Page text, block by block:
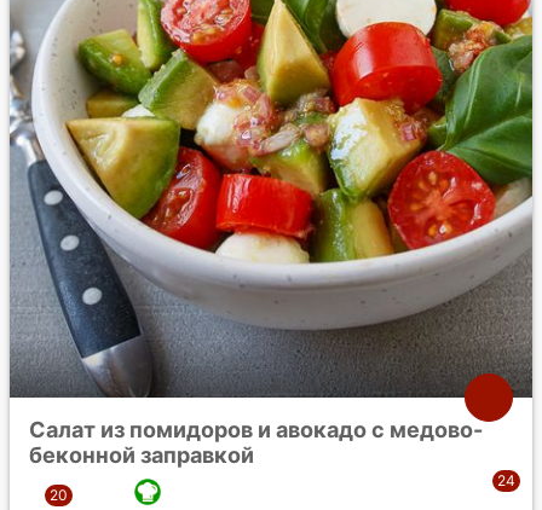
Салат из помидоров и авокадо с медово-
беконной заправкой